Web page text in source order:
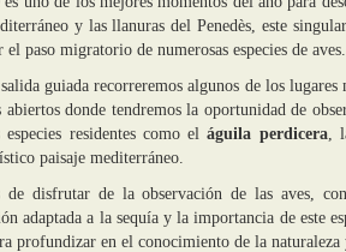
y las llanuras del Penedès, este
el paso migratorio de numerosas especies de aves.
guiada recorreremos algunos de los
abiertos donde tendremos la oportunidad de
especies residentes como eláguila perdicera,
paisaje mediterráneo.
de disfrutar de la observación de las aves,
adaptada a la sequía y la importancia de este
profundizar en el conocimiento de la